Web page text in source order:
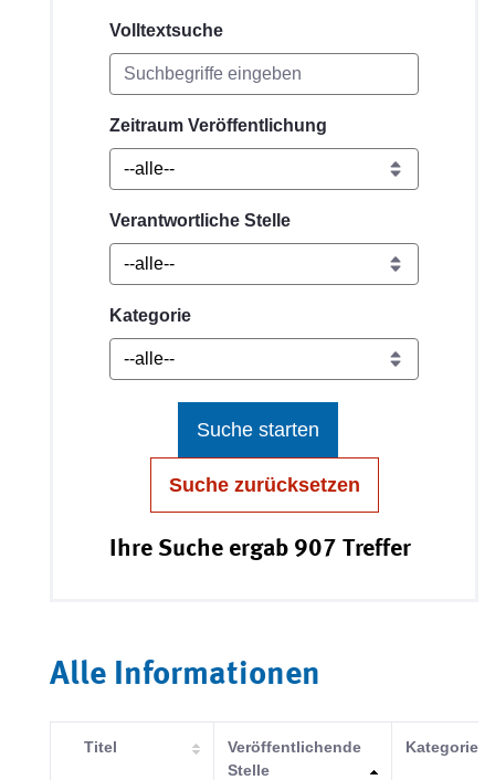
Volltextsuche
Zeitraum Veröffentlichung
Verantwortliche Stelle
Kategorie
Suche starten
Suche zurücksetzen
Ihre Suche ergab 907 Treffer
Alle Informationen
Titel
Veröffentlichende
Stelle
Kategorie